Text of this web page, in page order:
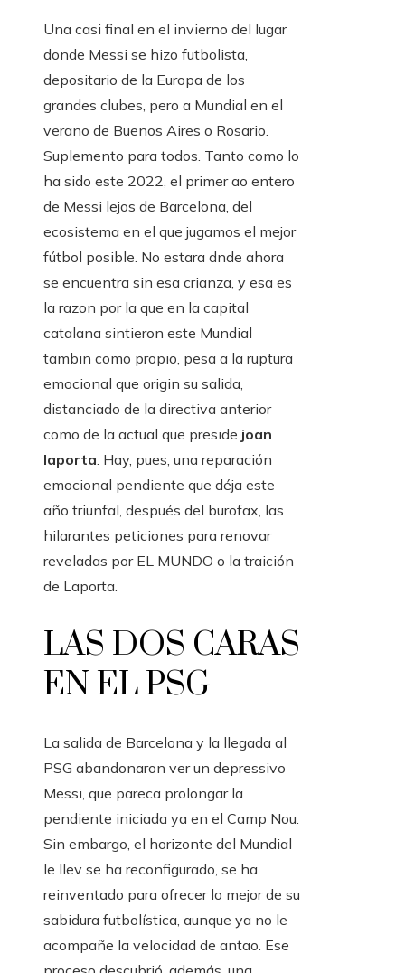
Una casi final en el invierno del lugar
donde Messi se hizo futbolista,
depositario de la Europa de los
grandes clubes, pero a Mundial en el
verano de Buenos Aires o Rosario.
Suplemento para todos. Tanto como lo
ha sido este 2022, el primer ao entero
de Messi lejos de Barcelona, ​​​​del
ecosistema en el que jugamos el mejor
fútbol posible. No estara dnde ahora
se encuentra sin esa crianza, y esa es
la razon por la que en la capital
catalana sintieron este Mundial
tambin como propio, pesa a la ruptura
emocional que origin su salida,
distanciado de la directiva anterior
como de la actual que preside joan
laporta. Hay, pues, una reparación
emocional pendiente que déja este
año triunfal, después del burofax, las
hilarantes peticiones para renovar
reveladas por EL MUNDO o la traición
de Laporta.
LAS DOS CARAS
EN EL PSG
La salida de Barcelona y la llegada al
PSG abandonaron ver un depressivo
Messi, que pareca prolongar la
pendiente iniciada ya en el Camp Nou.
Sin embargo, el horizonte del Mundial
le llev se ha reconfigurado, se ha
reinventado para ofrecer lo mejor de su
sabidura futbolística, aunque ya no le
acompañe la velocidad de antao. Ese